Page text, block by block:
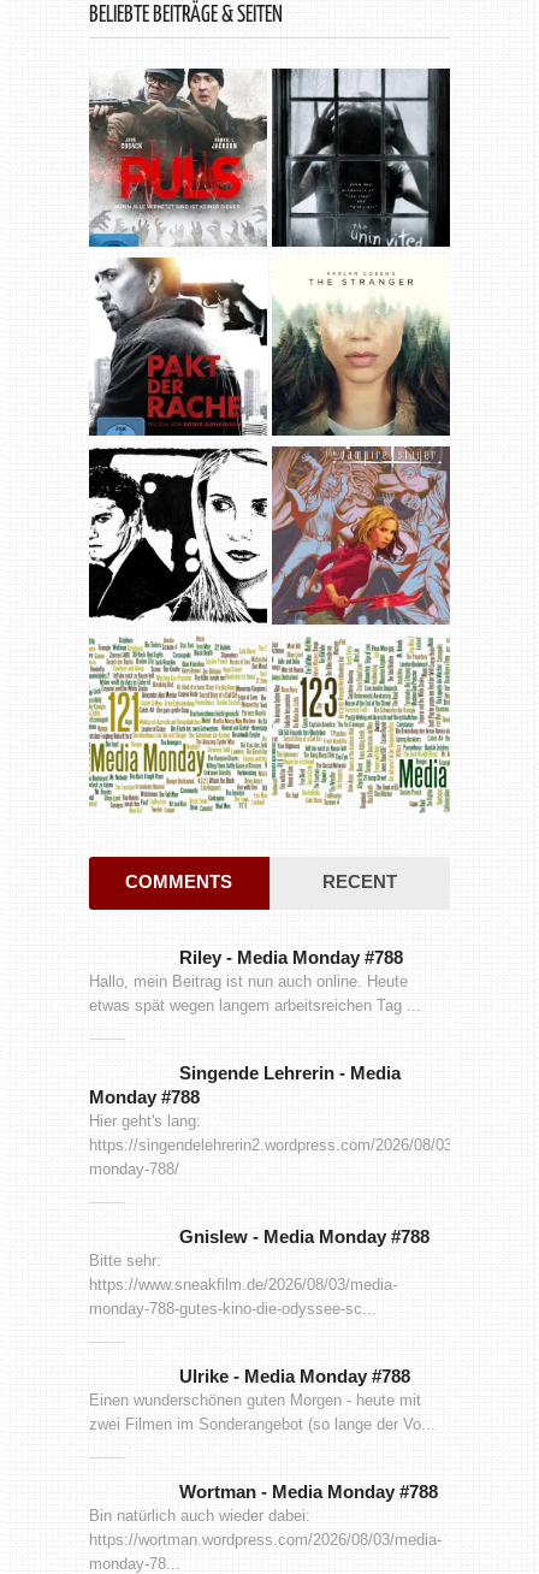
BELIEBTE BEITRÄGE & SEITEN
COMMENTS RECENT
Riley - Media Monday #788
Hallo, mein Beitrag ist nun auch online. Heute
etwas spät wegen langem arbeitsreichen Tag ...
Singende Lehrerin - Media
Monday #788
Hier geht's lang:
https://singendelehrerin2.wordpress.com/2026/08/03/media-
monday-788/
Gnislew - Media Monday #788
Bitte sehr:
https://www.sneakfilm.de/2026/08/03/media-
monday-788-gutes-kino-die-odyssee-sc...
Ulrike - Media Monday #788
Einen wunderschönen guten Morgen - heute mit
zwei Filmen im Sonderangebot (so lange der Vo...
Wortman - Media Monday #788
Bin natürlich auch wieder dabei:
https://wortman.wordpress.com/2026/08/03/media-
monday-78...